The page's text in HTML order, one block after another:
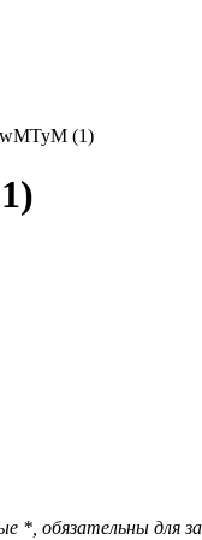
(1)
* , обязательны для